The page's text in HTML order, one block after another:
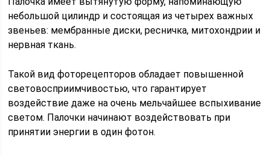
небольшой цилиндр и состоящая из четырех важных
звеньев: мембранные диски, ресничка, митохондрии и
нервная ткань.
Такой вид фоторецепторов обладает повышенной
световосприимчивостью, что гарантирует
воздействие даже на очень мельчайшее вспыхивание
светом. Палочки начинают воздействовать при
принятии энергии в один фотон.